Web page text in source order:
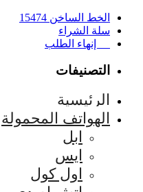
الخط الساخن 15474
سلة الشراء
إنهاء الطلب
التصنيفات
الرئيسية
الهواتف المحمولة
ابل
ايس
اول كول